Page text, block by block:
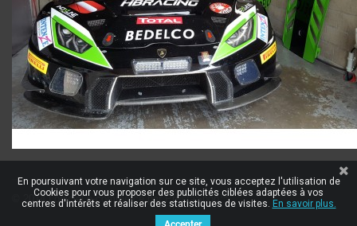
© 2014Logiciel e-commerce par PrestaShop™
En poursuivant votre navigation sur ce site, vous acceptez l'utilisation de
Cookies pour vous proposer des publicités ciblées adaptées à vos
centres d'intérêts et réaliser des statistiques de visites. En savoir plus.